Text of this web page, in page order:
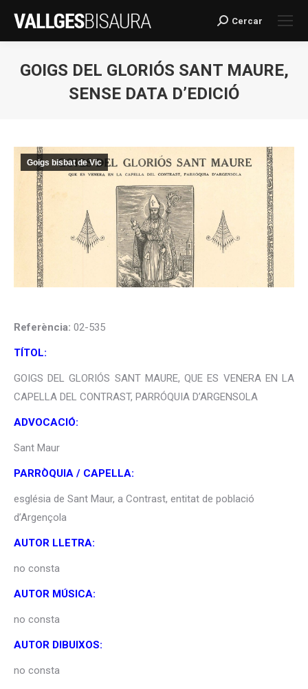
Search:
Cercar
GOIGS DEL GLORIÓS SANT MAURE,
SENSE DATA D’EDICIÓ
Goigs bisbat de Vic
Referència: 02-535
TÍTOL:
GOIGS DEL GLORIÓS SANT MAURE, QUE ES VENERA EN LA
CAPELLA DEL CONTRAST, PARRÓQUIA D’ARGENSOLA
ADVOCACIÓ:
Sant Maur
PARRÒQUIA / CAPELLA:
església de Sant Maur, a Contrast, entitat de població
d’Argençola
AUTOR LLETRA:
no consta
AUTOR MÚSICA:
no consta
AUTOR DIBUIXOS:
no consta